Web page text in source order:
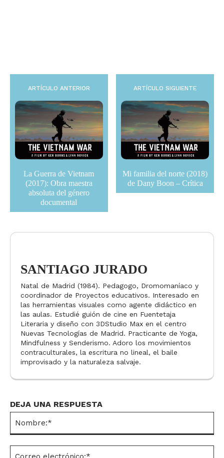
ARTÍCULO ANTERIOR
La Guerra de Vietnam
(2017): Obra maestra
absoluta del género
documental
ARTÍCULO SIGUIENTE
Mi familia del norte (2018)
de Dany Boon – Crítica
SANTIAGO JURADO
Natal de Madrid (1984). Pedagogo, Dromomaníaco y
coordinador de Proyectos educativos. Interesado en
las herramientas visuales como agente didáctico en
las aulas. Estudié guión de cine en Fuentetaja
Literaria y diseño con 3DStudio Max en el centro
Nuevas Tecnologías de Madrid. Practicante de Yoga,
Mindfulness y Senderismo. Adoro los movimientos
contraculturales, la escritura no lineal, el baile
improvisado y la naturaleza salvaje.
DEJA UNA RESPUESTA